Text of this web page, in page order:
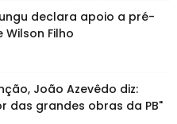
declara apoio a pré-
Filho
João Azevêdo diz:
das grandes obras da PB"